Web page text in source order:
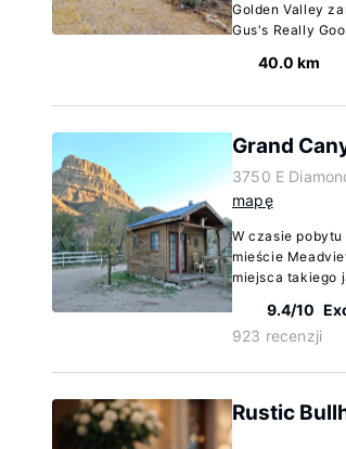
Golden Valley
Gus's Really
40.0 km
Grand
3750 E
mapę
W czasie
mieście
miejsca takiego
9.4/10
923 recenzji
Rustic